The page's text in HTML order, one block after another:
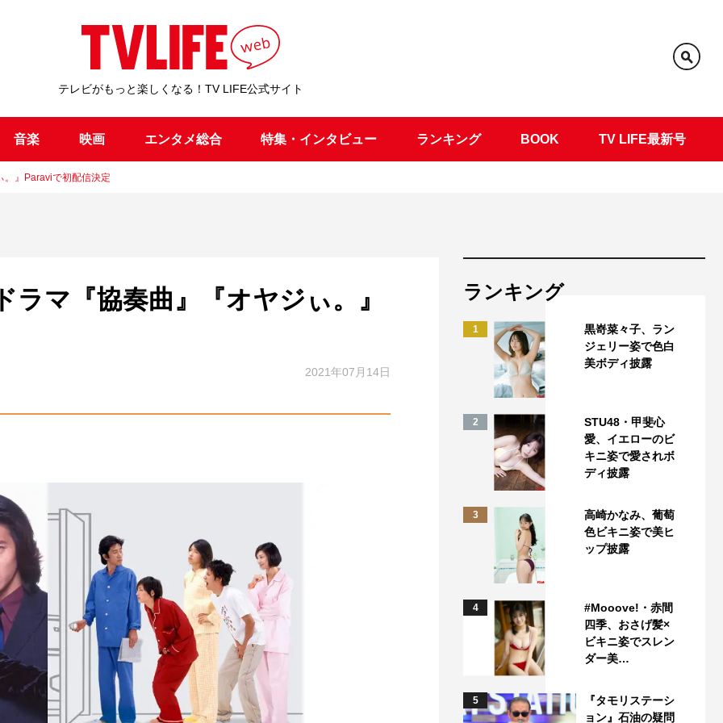
テレビがもっと楽しくなる！TV LIFE公式サイト
音楽 映画 エンタメ総合 特集・インタビュー ランキング BOOK TV LIFE最新号
。』Paraviで初配信決定
マ『協奏曲』『オヤジぃ。』
2021年07月14日
ランキング
1
黒嵜菜々子、ラン
ジェリー姿で色白
美ボディ披露
2
STU48・甲斐心
愛、イエローのビ
キニ姿で愛されボ
ディ披露
3
高崎かなみ、葡萄
色ビキニ姿で美ヒ
ップ披露
4
#Mooove!・赤間
四季、おさげ髪×
ビキニ姿でスレン
ダー美…
5
『タモリステーシ
ョン』石油の疑問